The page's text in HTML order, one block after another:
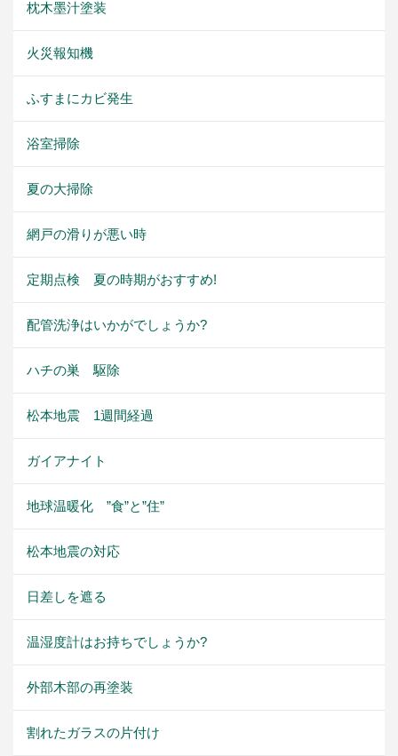
枕木墨汁塗装
火災報知機
ふすまにカビ発生
浴室掃除
夏の大掃除
網戸の滑りが悪い時
定期点検 夏の時期がおすすめ!
配管洗浄はいかがでしょうか?
ハチの巣 駆除
松本地震 1週間経過
ガイアナイト
地球温暖化 ”食”と”住”
松本地震の対応
日差しを遮る
温湿度計はお持ちでしょうか?
外部木部の再塗装
割れたガラスの片付け